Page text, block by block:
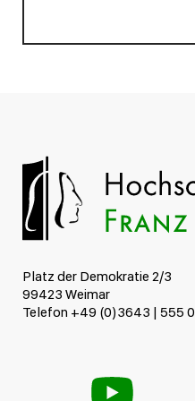
Platz der Demokratie 2/3
99423 Weimar
Telefon +49 (0)3643 | 555 0